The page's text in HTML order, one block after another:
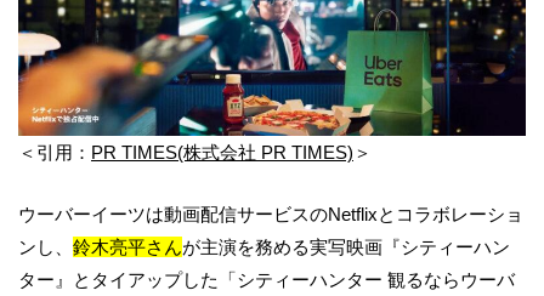
＜引用： PR TIMES(株式会社 PR TIMES) ＞
ウーバーイーツは動画配信サービスのNetflixとコラボレーショ
ンし、 鈴木亮平さんが主演を務める実写映画『シティーハン
ター』とタイアップした「シティーハンター 観るならウーバ